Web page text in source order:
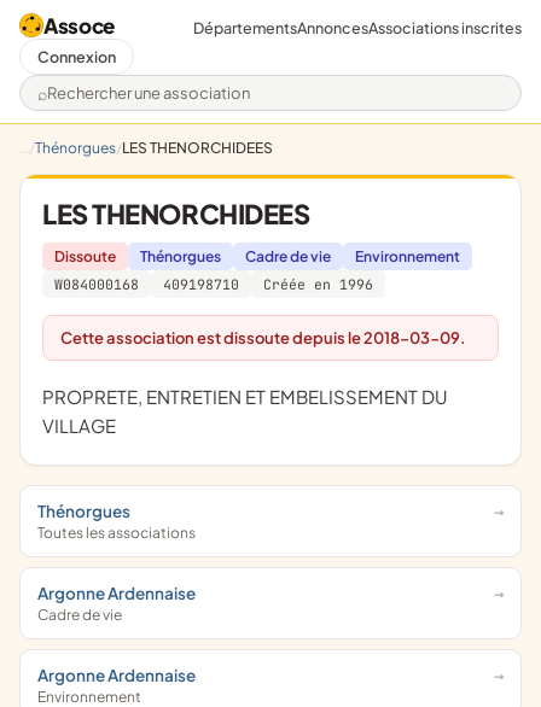
Assoce
Rechercher une association
DépartementsAnnoncesAssociations inscrites
Connexion
Thénorgues LES THENORCHIDEES
LES THENORCHIDEES
Dissoute Thénorgues Cadre de vie
Environnement
W084000168
409198710 Créée en 1996
Cette association est dissoute depuis le 2018-03-09.
PROPRETE, ENTRETIEN ET EMBELISSEMENT DU
VILLAGE
Thénorgues
Toutes les associations
Argonne Ardennaise
Cadre de vie
Argonne Ardennaise
Environnement